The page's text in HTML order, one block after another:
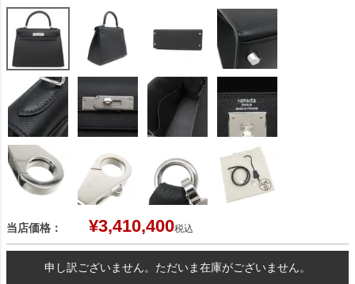
当店価格： ¥3,410,400税込
申し訳ございません。ただいま在庫がございません。